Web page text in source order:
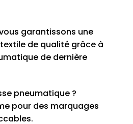
vous garantissons une
de qualité grâce à
de dernière
pneumatique ?
pour des marquages